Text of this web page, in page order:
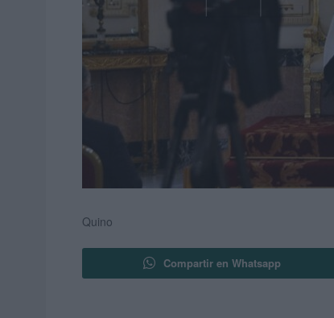
Quino
Compartir en Whatsapp